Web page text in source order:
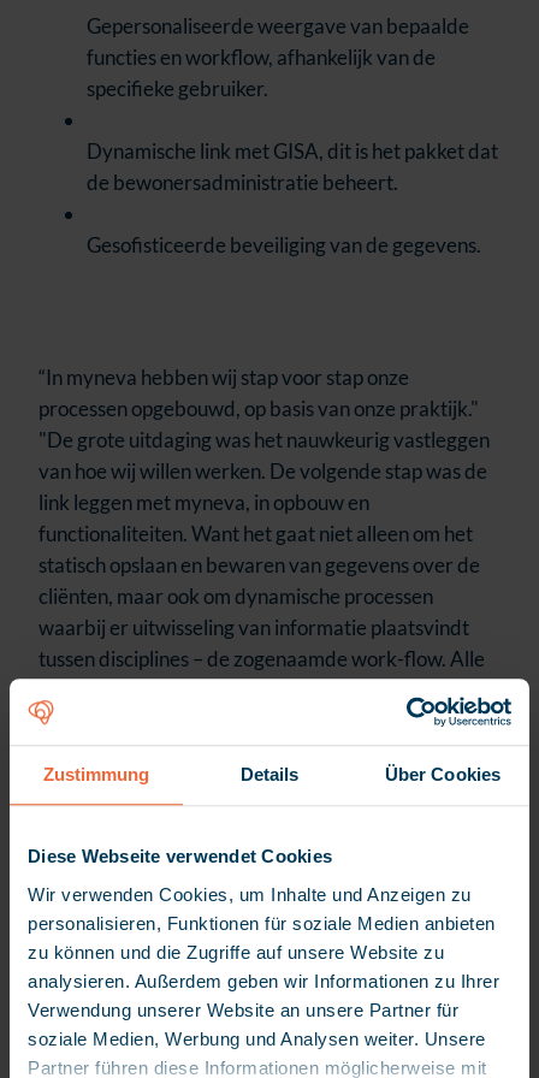
Zustimmung Details Über Cookies
Diese Webseite verwendet Cookies
Wir verwenden Cookies, um Inhalte und Anzeigen zu
personalisieren, Funktionen für soziale Medien anbieten
zu können und die Zugriffe auf unsere Website zu
analysieren. Außerdem geben wir Informationen zu Ihrer
Verwendung unserer Website an unsere Partner für
soziale Medien, Werbung und Analysen weiter. Unsere
Partner führen diese Informationen möglicherweise mit
Gepersonaliseerde weergave van bepaalde
functies en workflow, afhankelijk van de
specifieke gebruiker.
Dynamische link met GISA, dit is het pakket dat
de bewonersadministratie beheert.
Gesofisticeerde beveiliging van de gegevens.
“In myneva hebben wij stap voor stap onze
processen opgebouwd, op basis van onze praktijk."
"De grote uitdaging was het nauwkeurig vastleggen
van hoe wij willen werken. De volgende stap was de
link leggen met myneva, in opbouw en
functionaliteiten. Want het gaat niet alleen om het
statisch opslaan en bewaren van gegevens over de
cliënten, maar ook om dynamische processen
waarbij er uitwisseling van informatie plaatsvindt
tussen disciplines – de zogenaamde work-flow. Alle
betrokken. Het hele proces van de implementatie
van myneva is eigenlijk direct een uitermate
boeiende en uitdagende opdracht geweest om onze
aldus een enthousiaste Walter Bosmans.
Wat onze klanten zeggen